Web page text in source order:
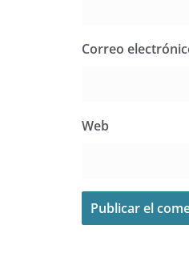
Correo
Web